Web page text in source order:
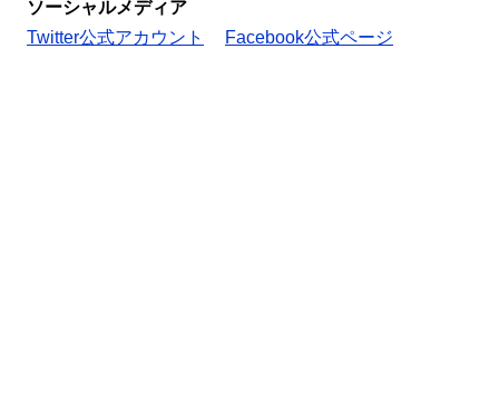
ソーシャルメディア
Twitter公式アカウント
Facebook公式ページ